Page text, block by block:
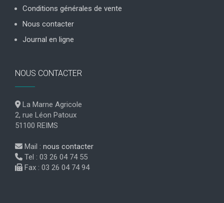
Conditions générales de vente
Nous contacter
Journal en ligne
NOUS CONTACTER
La Marne Agricole
2, rue Léon Patoux
51100 REIMS
Mail : nous contacter
Tel : 03 26 04 74 55
Fax : 03 26 04 74 94